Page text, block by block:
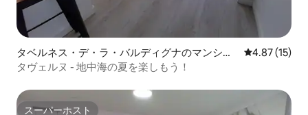
タベルネス・デ・ラ・バルディグナのマンショ
ン・アパート
レビュー15
4.87 (15)
タヴェルヌ - 地中海の夏を楽しもう！
スーパーホスト